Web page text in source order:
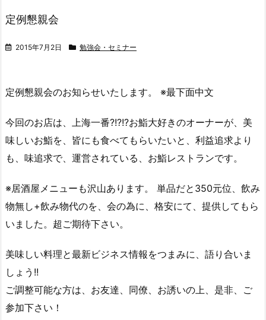
定例懇親会
2015年7月2日 勉強会・セミナー
定例懇親会のお知らせいたします。 ※最下面中文
今回のお店は、上海一番?!?!?お鮨大好きのオーナーが、美
味しいお鮨を、皆にも食べてもらいたいと、利益追求より
も、味追求で、運営されている、お鮨レストランです。
※居酒屋メニューも沢山あります。 単品だと350元位、飲み
物無し+飲み物代のを、会の為に、格安にて、提供してもら
いました。超ご期待下さい。
美味しい料理と最新ビジネス情報をつまみに、語り合いま
しょう!!
ご調整可能な方は、お友達、同僚、お誘いの上、是非、ご
参加下さい！